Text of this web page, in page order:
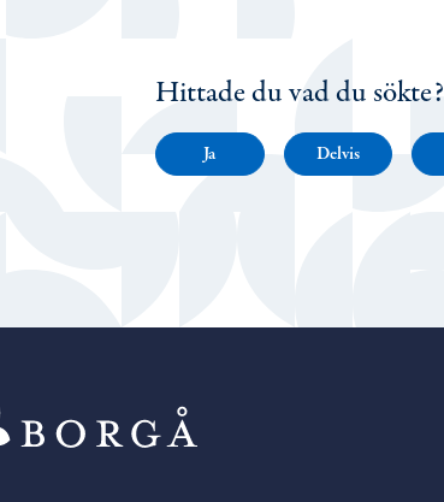
Hittade du vad du sökte?
Ja Delvis